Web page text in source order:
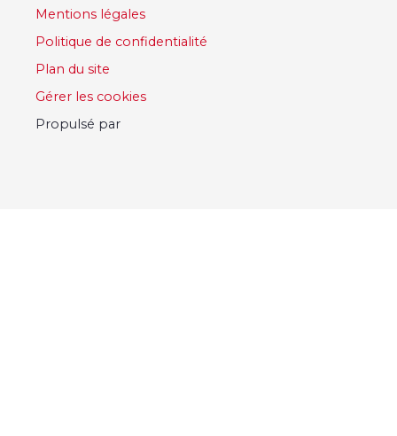
Mentions légales
Politique de confidentialité
Plan du site
Gérer les cookies
Propulsé par